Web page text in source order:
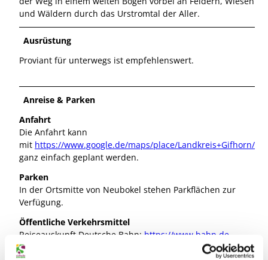
und Wäldern durch das Urstromtal der Aller.
Ausrüstung
Proviant für unterwegs ist empfehlenswert.
Anreise & Parken
Anfahrt
Die Anfahrt kann
mit https://www.google.de/maps/place/Landkreis+Gifhorn/
ganz einfach geplant werden.
Parken
In der Ortsmitte von Neubokel stehen Parkflächen zur
Verfügung.
Öffentliche Verkehrsmittel
Reiseauskunft Deutsche Bahn: https://www.bahn.de